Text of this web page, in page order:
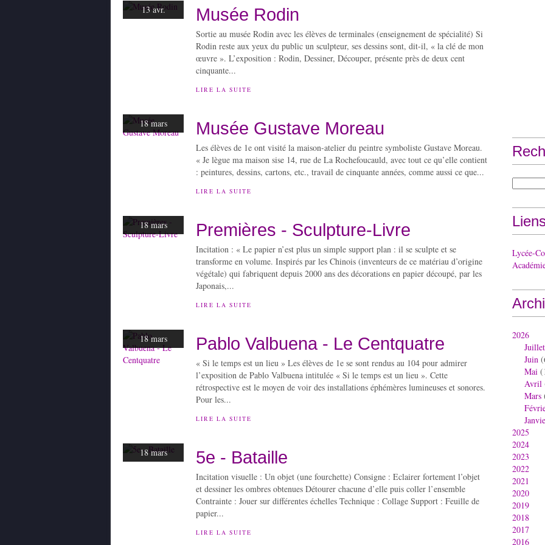
13 avr. Musée Rodin
Sortie au musée Rodin avec les élèves de terminales (enseignement de spécialité) Si
Rodin reste aux yeux du public un sculpteur, ses dessins sont, dit-il, « la clé de mon
œuvre ». L’exposition : Rodin, Dessiner, Découper, présente près de deux cent
cinquante...
LIRE LA SUITE
18 mars Musée Gustave Moreau
Les élèves de 1e ont visité la maison-atelier du peintre symboliste Gustave Moreau.
« Je lègue ma maison sise 14, rue de La Rochefoucauld, avec tout ce qu’elle contient
: peintures, dessins, cartons, etc., travail de cinquante années, comme aussi ce que...
LIRE LA SUITE
18 mars Premières - Sculpture-Livre
Incitation : « Le papier n’est plus un simple support plan : il se sculpte et se
transforme en volume. Inspirés par les Chinois (inventeurs de ce matériau d’origine
végétale) qui fabriquent depuis 2000 ans des décorations en papier découpé, par les
Japonais,...
LIRE LA SUITE
18 mars Pablo Valbuena - Le Centquatre
« Si le temps est un lieu » Les élèves de 1e se sont rendus au 104 pour admirer
l’exposition de Pablo Valbuena intitulée « Si le temps est un lieu ». Cette
rétrospective est le moyen de voir des installations éphémères lumineuses et sonores.
Pour les...
LIRE LA SUITE
18 mars 5e - Bataille
Incitation visuelle : Un objet (une fourchette) Consigne : Eclairer fortement l’objet
et dessiner les ombres obtenues Détourer chacune d’elle puis coller l’ensemble
Contrainte : Jouer sur différentes échelles Technique : Collage Support : Feuille de
papier...
LIRE LA SUITE
Lycée-
2026
Juillet
Juin
Mai
Avril
Mars
2025
2024
2023
2022
2021
2020
2019
2018
2017
2016